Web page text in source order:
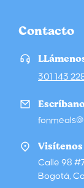
Contacto
301 143
Visítenos
Calle 98
Bogotá,